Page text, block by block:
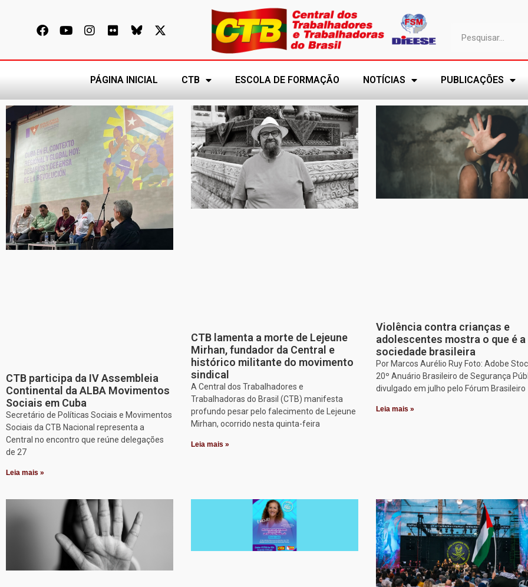
PÁGINA INICIAL CTB ESCOLA DE FORMAÇÃO NOTÍCIAS PUBLICAÇÕES
CTB participa da IV Assembleia
Continental da ALBA Movimentos
Sociais em Cuba
Secretário de Políticas Sociais e Movimentos
Sociais da CTB Nacional representa a
Central no encontro que reúne delegações
de 27
Leia mais »
CTB lamenta a morte de Lejeune
Mirhan, fundador da Central e
histórico militante do movimento
sindical
A Central dos Trabalhadores e
Trabalhadoras do Brasil (CTB) manifesta
profundo pesar pelo falecimento de Lejeune
Mirhan, ocorrido nesta quinta-feira
Leia mais »
Violência contra crianças e
adolescentes mostra o que é a
sociedade brasileira
Por Marcos Aurélio Ruy Foto: Adobe
20º Anuário Brasileiro de Segurança
divulgado em julho pelo Fórum Brasileiro
Leia mais »